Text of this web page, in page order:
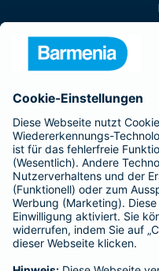
Barmenia ist
Kranken-